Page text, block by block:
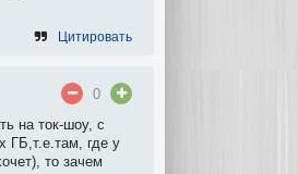
Цитировать
0
на ток-шоу, с
ГБ,т.е.там, где у
то зачем